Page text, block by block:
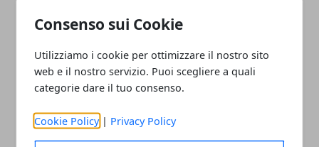
Consenso sui Cookie
Utilizziamo i cookie per ottimizzare il nostro sito
web e il nostro servizio. Puoi scegliere a quali
categorie dare il tuo consenso.
Cookie Policy | Privacy Policy
Articolo Precedente
da polso
info si possono richiedere?